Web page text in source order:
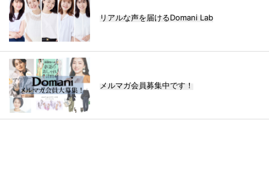
リアルな声を届けるDomani Lab
メルマガ会員募集中です！